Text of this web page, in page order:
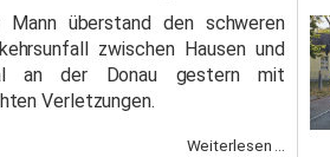
Mann überstand den schweren
zwischen Hausen und
an der Donau gestern mit
Verletzungen.
Weiterlesen ...